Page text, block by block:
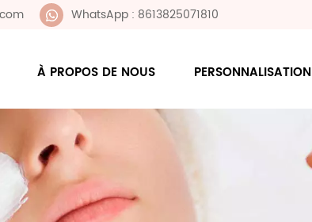
WhatsApp : 8613825071810
À PROPOS DE NOUS PERSONNALISATION